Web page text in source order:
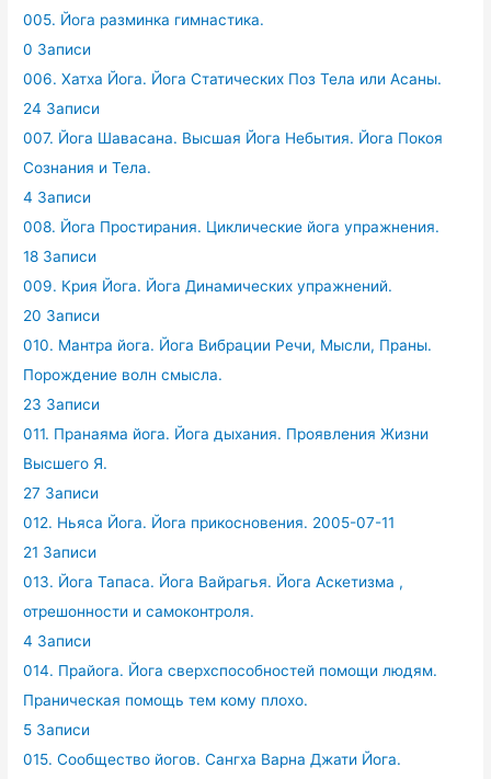
005. Йога разминка гимнастика.
0 Записи
006. Хатха Йога. Йога Статических Поз Тела или Асаны.
24 Записи
007. Йога Шавасана. Высшая Йога Небытия. Йога Покоя
Сознания и Тела.
4 Записи
008. Йога Простирания. Циклические йога упражнения.
18 Записи
009. Крия Йога. Йога Динамических упражнений.
20 Записи
010. Мантра йога. Йога Вибрации Речи, Мысли, Праны.
Порождение волн смысла.
23 Записи
011. Пранаяма йога. Йога дыхания. Проявления Жизни
Высшего Я.
27 Записи
012. Ньяса Йога. Йога прикосновения. 2005-07-11
21 Записи
013. Йога Тапаса. Йога Вайрагья. Йога Аскетизма ,
отрешонности и самоконтроля.
4 Записи
014. Прайога. Йога сверхспособностей помощи людям.
Праническая помощь тем кому плохо.
5 Записи
015. Сообщество йогов. Сангха Варна Джати Йога.